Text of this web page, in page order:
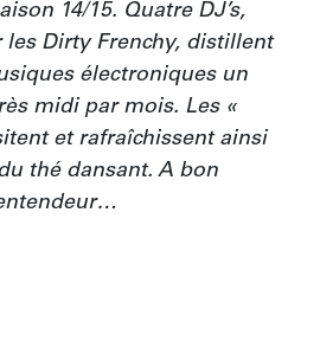
14/15. Quatre DJ’s,
les Dirty Frenchy, distillent
électroniques un
midi par mois. Les «
et rafraîchissent ainsi
thé dansant. A bon